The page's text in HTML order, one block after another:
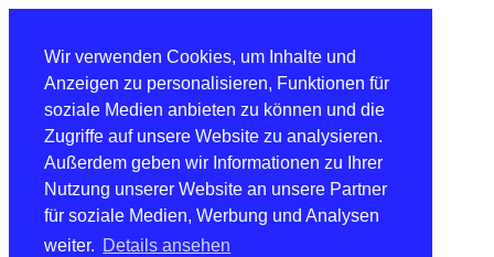
Wir verwenden Cookies, um Inhalte und
Anzeigen zu personalisieren, Funktionen für
soziale Medien anbieten zu können und die
Zugriffe auf unsere Website zu analysieren.
Außerdem geben wir Informationen zu Ihrer
Nutzung unserer Website an unsere Partner
für soziale Medien, Werbung und Analysen
weiter. Details ansehen